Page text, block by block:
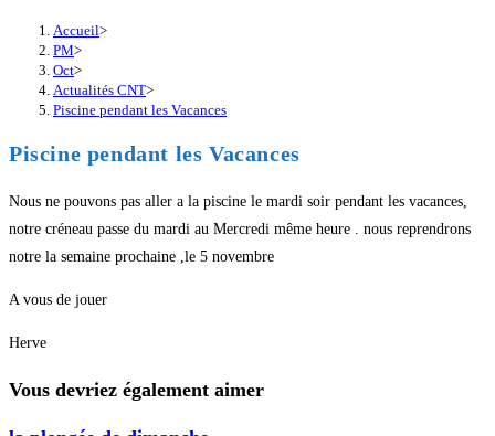
Accueil>
PM>
Oct>
Actualités CNT>
Piscine pendant les Vacances
Piscine pendant les Vacances
Nous ne pouvons pas aller a la piscine le mardi soir pendant les vacances,
notre créneau passe du mardi au Mercredi même heure . nous reprendrons
notre la semaine prochaine ,le 5 novembre
A vous de jouer
Herve
Vous devriez également aimer